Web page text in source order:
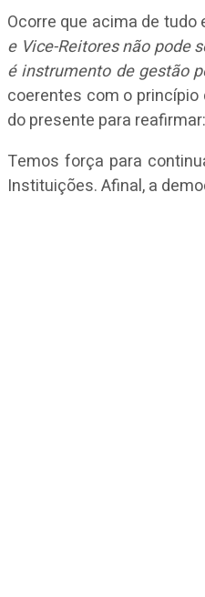
Ocorre que acima de
e Vice-Reitores não pode
é instrumento de gestão
coerentes com o
do presente para
Temos força para
Instituições. Afinal, a